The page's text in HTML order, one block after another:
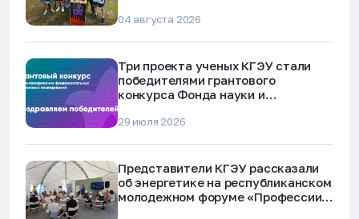
04 августа 2026
Три проекта ученых КГЭУ стали
победителями грантового
конкурса Фонда науки и
29 июля 2026
Представители КГЭУ рассказали
об энергетике на республиканском
молодежном форуме «Профессии